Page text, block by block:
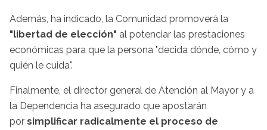
Además, ha indicado, la Comunidad promoverá la
"libertad de elección" al potenciar las prestaciones
económicas para que la persona "decida dónde, cómo y
quién le cuida".
Finalmente, el director general de Atención al Mayor y a
la Dependencia ha asegurado que apostarán
por simplificar radicalmente el proceso de